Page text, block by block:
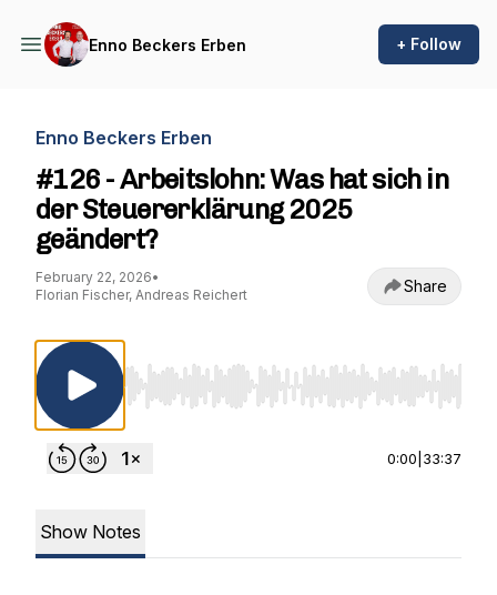
Enno Beckers Erben + Follow
Enno Beckers Erben
#126 - Arbeitslohn: Was hat sich in
der Steuererklärung 2025
geändert?
February 22, 2026•
Florian Fischer, Andreas Reichert
Share
Use Left/Right to seek, Home/End to jump
0:00 33:37
Show Notes